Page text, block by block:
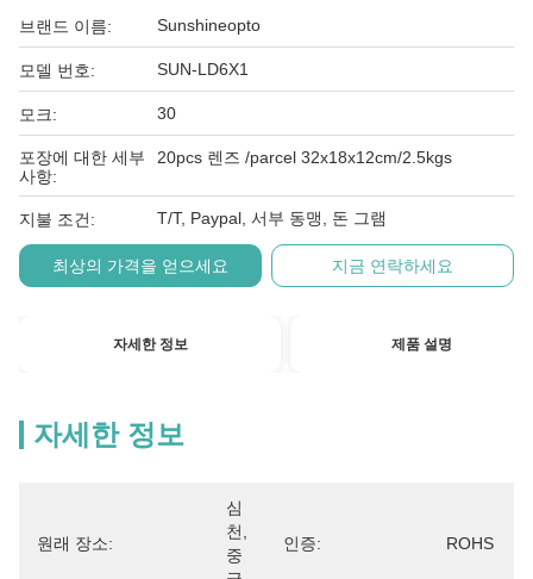
브랜드 이름: Sunshineopto
모델 번호: SUN-LD6X1
모크: 30
포장에 대한 세부
사항:
20pcs 렌즈 /parcel 32x18x12cm/2.5kgs
지불 조건: T/T, Paypal, 서부 동맹, 돈 그램
최상의 가격을 얻으세요 지금 연락하세요
자세한 정보 제품 설명
자세한 정보
원래 장소:
심
천,
중
인증: ROHS